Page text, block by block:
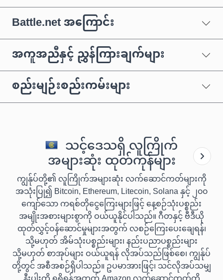
Battle.net အကြောင်း
အကူအညီနှင့် ညွှန်ကြားချက်များ
စည်းမျဉ်းစည်းကမ်းများ
သင့်ဒေသရှိ လူကြိုက်
အများဆုံး ထုတ်ကုန်များ
ကျွန်ုပ်တို့၏ လူကြိုက်အများဆုံး လက်ဆောင်ကတ်များကို
အသုံးပြု၍ Bitcoin, Ethereum, Litecoin, Solana နှင့် ၂၀၀
ကျော်သော ကရစ်တိုငွေကြေးများဖြင့် နေ့စဉ်သုံးပစ္စည်း
အမျိုးအစားများစွာကို ဝယ်ယူနိုင်ပါသည်။ ဂီတနှင့် ဗီဒီယို
ထုတ်လွှင့်ဝန်ဆောင်မှုများအတွက် လစဉ်ကြေးပေးချေရန်၊
သို့မဟုတ် အိမ်သုံးပစ္စည်းများ၊ နည်းပညာပစ္စည်းများ
သို့မဟုတ် စာအုပ်များ ဝယ်ယူရန် လိုအပ်သည်ဖြစ်စေ၊ ကျွန်ုပ်
တို့တွင် အစီအစဉ်ရှိပါသည်။ ဥပမာအားဖြင့်၊ သင်လိုအပ်သမျှ